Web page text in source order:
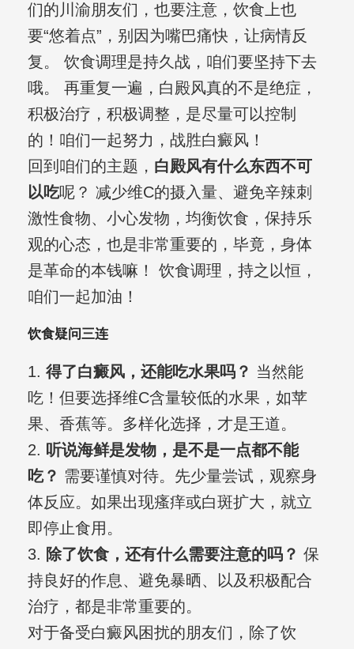
们的川渝朋友们，也要注意，饮食上也
要“悠着点”，别因为嘴巴痛快，让病情反
复。 饮食调理是持久战，咱们要坚持下去
哦。 再重复一遍，白殿风真的不是绝症，
积极治疗，积极调整，是尽量可以控制
的！咱们一起努力，战胜白癜风！
回到咱们的主题， 白殿风有什么东西不可
以吃呢？ 减少维C的摄入量、避免辛辣刺
激性食物、小心发物，均衡饮食，保持乐
观的心态，也是非常重要的，毕竟，身体
是革命的本钱嘛！ 饮食调理，持之以恒，
咱们一起加油！
饮食疑问三连
1. 得了白癜风，还能吃水果吗？ 当然能
吃！但要选择维C含量较低的水果，如苹
果、香蕉等。多样化选择，才是王道。
2. 听说海鲜是发物，是不是一点都不能
吃？ 需要谨慎对待。先少量尝试，观察身
体反应。如果出现瘙痒或白斑扩大，就立
即停止食用。
3. 除了饮食，还有什么需要注意的吗？ 保
持良好的作息、避免暴晒、以及积极配合
治疗，都是非常重要的。
对于备受白癜风困扰的朋友们，除了饮